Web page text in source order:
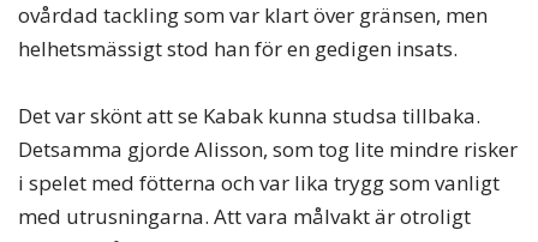
ovårdad tackling som var klart över gränsen, men
helhetsmässigt stod han för en gedigen insats.
Det var skönt att se Kabak kunna studsa tillbaka.
Detsamma gjorde Alisson, som tog lite mindre risker
i spelet med fötterna och var lika trygg som vanligt
med utrusningarna. Att vara målvakt är otroligt